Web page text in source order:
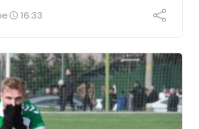
16:33